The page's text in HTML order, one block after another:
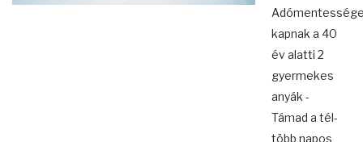
kapnak a 40
év alatti 2
gyermekes
anyák -
Támad a tél-
több napos